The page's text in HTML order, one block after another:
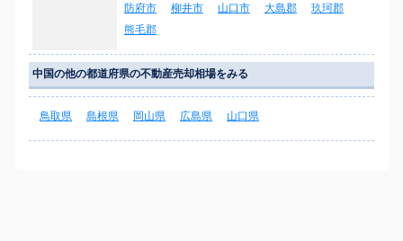
防府市
柳井市 山口市 大島郡
玖珂郡
熊毛郡
中国の他の都道府県の不動産売却相場をみる
鳥取県 島根県 岡山県 広島県 山口県